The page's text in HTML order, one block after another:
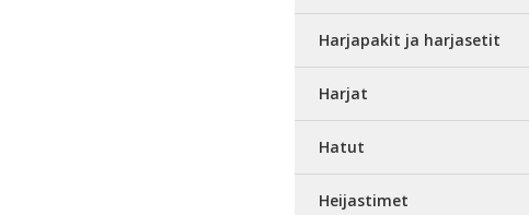
Harjapakit ja harjasetit
Harjat
Hatut
Heijastimet